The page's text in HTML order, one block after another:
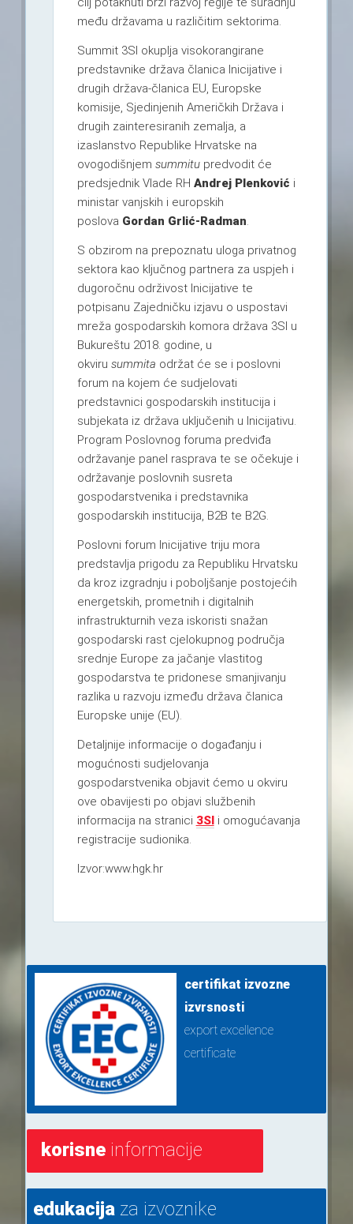
među državama u različitim sektorima.
Summit 3SI okuplja visokorangirane
predstavnike država članica Inicijative i
drugih država-članica EU, Europske
komisije, Sjedinjenih Američkih Država i
drugih zainteresiranih zemalja, a
izaslanstvo Republike Hrvatske na
ovogodišnjem summitu predvodit će
predsjednik Vlade RH Andrej Plenković i
ministar vanjskih i europskih
poslova Gordan Grlić-Radman.
S obzirom na prepoznatu uloga privatnog
sektora kao ključnog partnera za uspjeh i
dugoročnu održivost Inicijative te
potpisanu Zajedničku izjavu o uspostavi
mreža gospodarskih komora država 3SI u
Bukureštu 2018. godine, u
okviru summita održat će se i poslovni
forum na kojem će sudjelovati
predstavnici gospodarskih institucija i
subjekata iz država uključenih u Inicijativu.
Program Poslovnog foruma predviđa
održavanje panel rasprava te se očekuje i
održavanje poslovnih susreta
gospodarstvenika i predstavnika
gospodarskih institucija, B2B te B2G.
Poslovni forum Inicijative triju mora
predstavlja prigodu za Republiku Hrvatsku
da kroz izgradnju i poboljšanje postojećih
energetskih, prometnih i digitalnih
infrastrukturnih veza iskoristi snažan
gospodarski rast cjelokupnog područja
srednje Europe za jačanje vlastitog
gospodarstva te pridonese smanjivanju
razlika u razvoju između država članica
Europske unije (EU).
Detaljnije informacije o događanju i
mogućnosti sudjelovanja
gospodarstvenika objavit ćemo u okviru
ove obavijesti po objavi službenih
informacija na stranici 3SI i omogućavanja
registracije sudionika.
Izvor:www.hgk.hr
certifikat izvozne
izvrsnosti
export excellence
certificate
korisneinformacije
edukacijaza izvoznike